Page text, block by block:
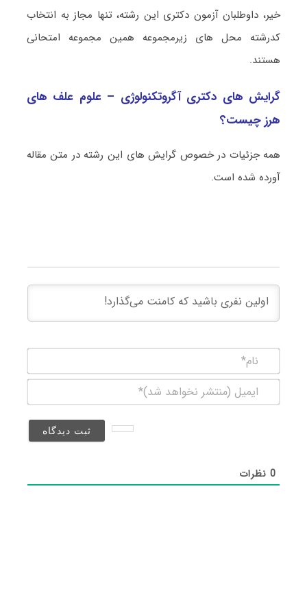
خیر، داوطلبان آزمون دکتری این رشته، تنها مجاز به انتخاب
کدرشته محل های زیرمجموعه همین مجموعه امتحانی
هستند.
گرایش های دکتری آگروتکنولوژی – علوم علف ‌های
هرز چیست؟
همه جزئیات در خصوص گرایش های این رشته در متن مقاله
آورده شده است.
(منتشر
0نظرات